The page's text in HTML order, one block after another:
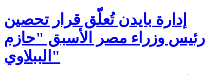
إدارة بايدن تُعلّق قرار تحصين
رئيس وزراء مصر الأسبق "حازم
الببلاوي"